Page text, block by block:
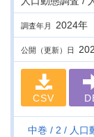
調査年月 2024年
公開（更新）日
CSV
中巻 2
人口